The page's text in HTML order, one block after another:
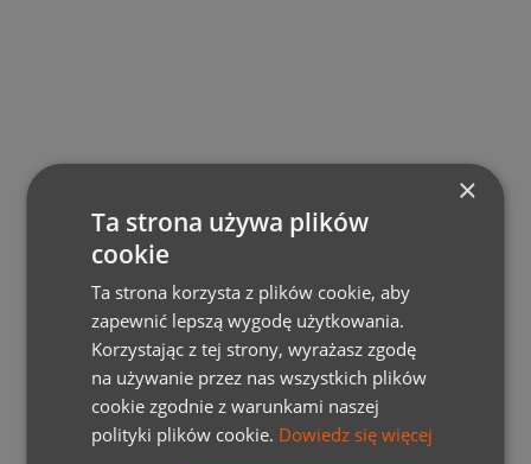
Skontaktuj się z nami!
+48 12 252 09 10
infolinia@wygodaactive.pl
×
Ta strona używa plików
cookie
Ta strona korzysta z plików cookie, aby
zapewnić lepszą wygodę użytkowania.
Korzystając z tej strony, wyrażasz zgodę
na używanie przez nas wszystkich plików
cookie zgodnie z warunkami naszej
polityki plików cookie. Dowiedz się więcej